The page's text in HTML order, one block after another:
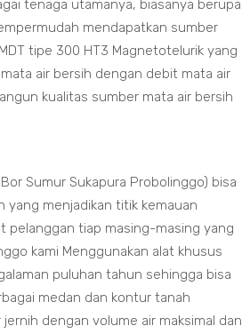
tenaga utamanya, biasanya berupa
mendapatkan sumber
tipe 300 HT3 Magnetotelurik yang
air bersih dengan debit mata air
kualitas sumber mata air bersih
Sumur Sukapura Probolinggo) bisa
yang menjadikan titik kemauan
pelanggan tiap masing-masing yang
kami Menggunakan alat khusus
puluhan tahun sehingga bisa
medan dan kontur tanah
dengan volume air maksimal dan